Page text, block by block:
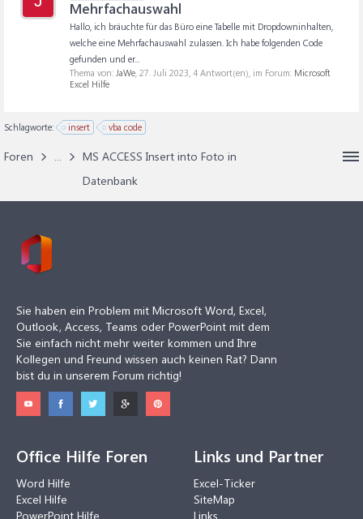
Mehrfachauswahl
Hallo, ich bräuchte für das Büro eine Tabelle mit Dropdowninhalten,
welche eine Mehrfachauswahl zulassen. Ich habe folgenden Code
gefunden und er...
Thema von: JaWe, 27. Juli 2023, 4 Antwort(en), im Forum: Microsoft
Excel Hilfe
Schlagworte: insert vba code
Foren ...
MS ACCESS Insert into Foto in
Datenbank
Sie haben ein Problem mit Microsoft Word, Excel,
Outlook, Access, Teams oder PowerPoint mit dem
Sie einfach nicht mehr weiter kommen und Ihre
Kollegen und Freund wissen auch keinen Rat? Dann
bist du in unserem Forum richtig!
Office Hilfe Foren
Word Hilfe
Excel Hilfe
PowerPoint Hilfe
Links und Partner
Excel-Ticker
SiteMap
Links